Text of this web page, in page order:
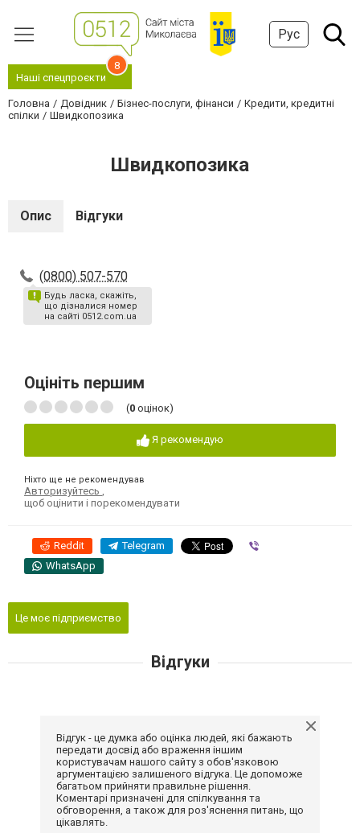
Рус
Наші спецпроєкти
8
Головна Довідник Бізнес-послуги, фінанси
Кредити, кредитні
спілки
Швидкопозика
Швидкопозика
Опис Відгуки
(0800) 507-570
Будь ласка, скажіть,
що дізналися номер
на сайті 0512.com.ua
Оцініть першим
(0 оцінок)
Я рекомендую
Ніхто ще не рекомендував
Авторизуйтесь
щоб оцінити і порекомендувати
Reddit Telegram
WhatsApp
Це моє підприємство
Відгуки
Відгук - це думка або оцінка людей, які бажають
передати досвід або враження іншим
користувачам нашого сайту з обов'язковою
аргументацією залишеного відгука. Це допоможе
багатьом прийняти правильне рішення.
Коментарі призначені для спілкування та
обговорення, а також для роз'яснення питань, що
цікавлять.